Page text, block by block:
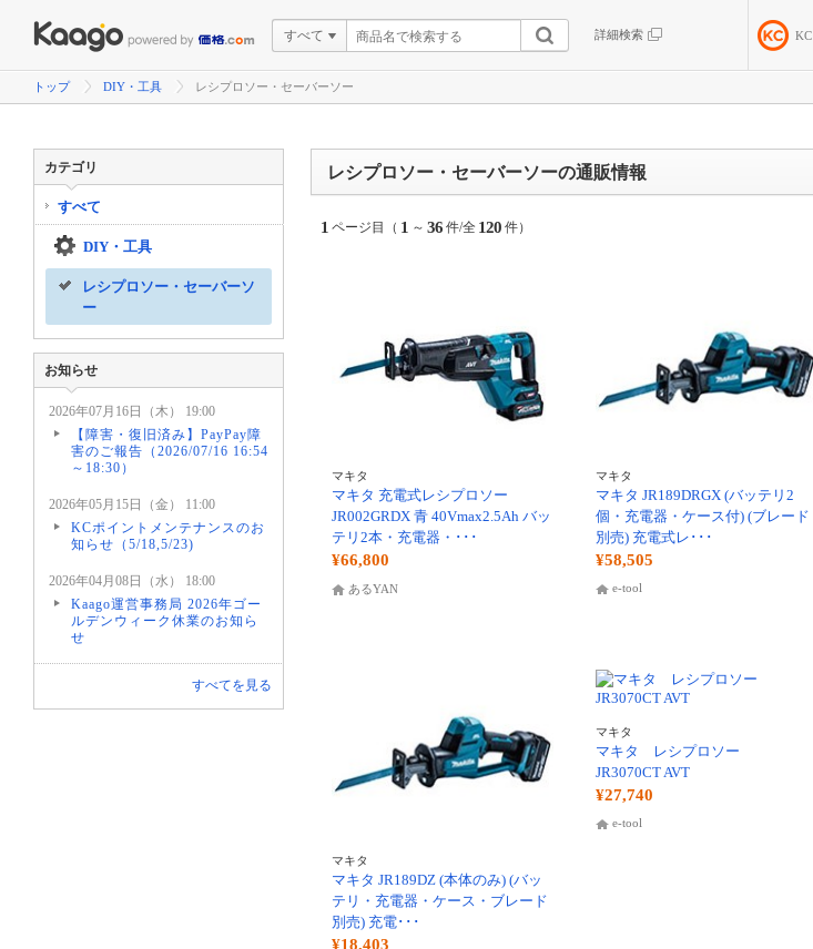
すべて 詳細検索 KC
トップ DIY・工具 レシプロソー・セーバーソー
レシプロソー・セーバーソーの通販情報
1 ページ目（ 1 ～ 36 件/全 120 件）
マキタ
マキタ 充電式レシプロソー
JR002GRDX 青 40Vmax2.5Ah バッ
テリ2本・充電器・･･･
¥66,800
あるYAN
マキタ
マキタ JR189DRGX (バッテリ2
個・充電器・ケース付) (ブレード
別売) 充電式レ･･･
¥58,505
e-tool
マキタ
マキタ JR189DZ (本体のみ) (バッ
テリ・充電器・ケース・ブレード
別売) 充電･･･
¥18,403
マキタ
マキタ レシプロソー
JR3070CT AVT
¥27,740
e-tool
カテゴリ
すべて
DIY・工具
レシプロソー・セーバーソ
ー
お知らせ
2026年07月16日（木） 19:00
【障害・復旧済み】PayPay障
害のご報告（2026/07/16 16:54
～18:30）
2026年05月15日（金） 11:00
KCポイントメンテナンスのお
知らせ（5/18,5/23)
2026年04月08日（水） 18:00
Kaago運営事務局 2026年ゴー
ルデンウィーク休業のお知ら
せ
すべてを見る